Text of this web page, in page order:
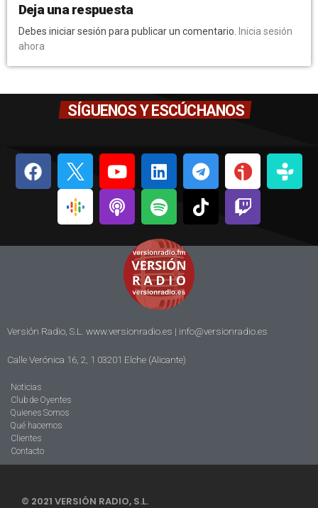
Deja una respuesta
Debes iniciar sesión para publicar un comentario. Inicia sesión
ahora
SÍGUENOS Y ESCÚCHANOS
Versión Radio, S.L. www.versionradio.es | info@versionradio.es
Calle Verónica 16, 2, 1 03201 Elche (Alicante)
Noticias
Club de Oyentes
Quienes Somos
Qué hacemos
Clientes
Contacto
© 2021 VERSIÓN RADIO, S.L.